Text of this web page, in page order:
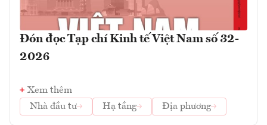
Đón đọc Tạp chí Kinh tế Việt Nam số 32-
2026
Xem thêm
Nhà đầu tư
Hạ tầng Địa phương